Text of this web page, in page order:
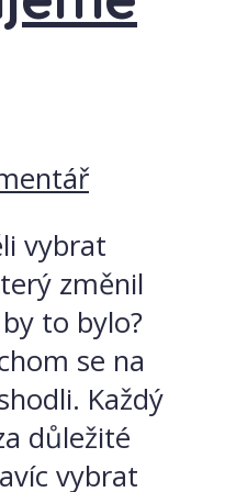
vybrat
změnil
to bylo?
se na
Každý
důležité
vybrat